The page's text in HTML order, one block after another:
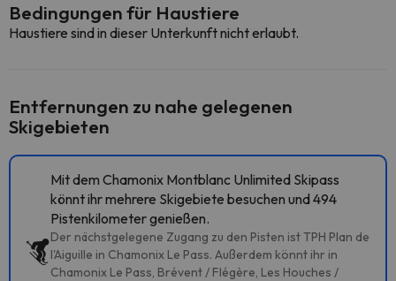
Bedingungen für Haustiere
Haustiere sind in dieser Unterkunft nicht erlaubt.
Entfernungen zu nahe gelegenen
Skigebieten
Mit dem Chamonix Montblanc Unlimited Skipass
könnt ihr mehrere Skigebiete besuchen und 494
Pistenkilometer genießen.
Der nächstgelegene Zugang zu den Pisten ist TPH Plan de
l'Aiguille in Chamonix Le Pass. Außerdem könnt ihr in
Chamonix Le Pass, Brévent / Flégère, Les Houches /